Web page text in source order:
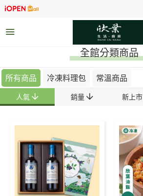
全館分類商品
所有商品 冷凍料理包 常溫商品
人氣 銷量 新上市